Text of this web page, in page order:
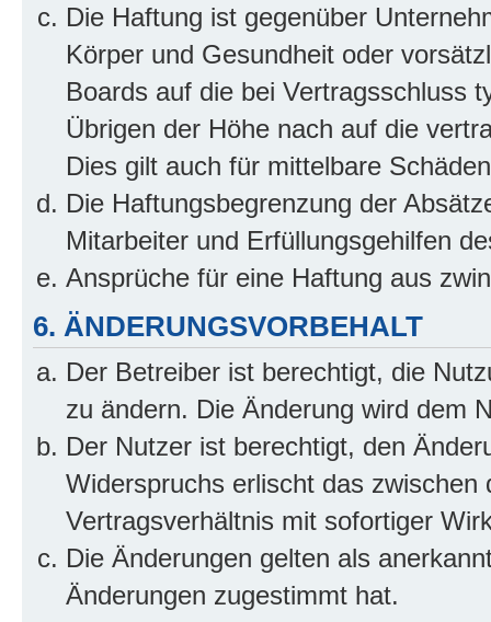
Die Haftung ist gegenüber
Körper und Gesundheit oder
Boards auf die bei Vertragsschluss
Übrigen der Höhe nach auf die
Dies gilt auch für mittelbare
Die Haftungsbegrenzung der
Mitarbeiter und Erfüllungsgehilfen
Ansprüche für eine Haftung aus
6. ÄNDERUNGSVORBEHALT
Der Betreiber ist berechtigt, die
zu ändern. Die Änderung wird dem
Der Nutzer ist berechtigt, den
Widerspruchs erlischt das
Vertragsverhältnis mit sofortiger
Die Änderungen gelten als
Änderungen zugestimmt hat.